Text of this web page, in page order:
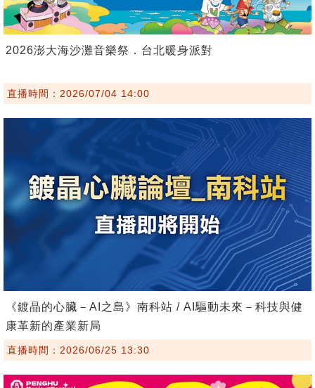
2026澎大海沙灘音樂祭．台北暖身派對
直播時間：2026/07/04 14:00
《鍍晶的心臟－AI之島》南科站 / AI驅動未來－科技與健
康革新的產業新局
直播時間：2026/06/25 13:30